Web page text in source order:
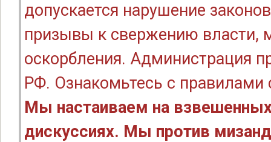
допускается нарушение
призывы к свержению власти,
оскорбления. Администрация
РФ. Ознакомьтесь с правилами
Мы настаиваем на
дискуссиях. Мы против